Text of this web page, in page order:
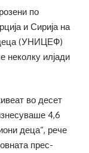
по
и Сирија на
(УНИЦЕФ)
неколку илјади
во десет
4,6
деца“, рече
прес-